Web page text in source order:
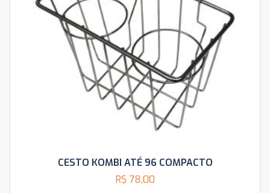
CESTO KOMBI ATÉ 96 COMPACTO
R$ 78,00